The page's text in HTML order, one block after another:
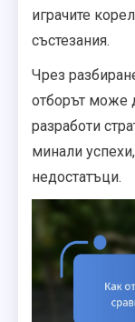
играчите
състезания.
Чрез
отборът може
разработи
минали
недостатъци.